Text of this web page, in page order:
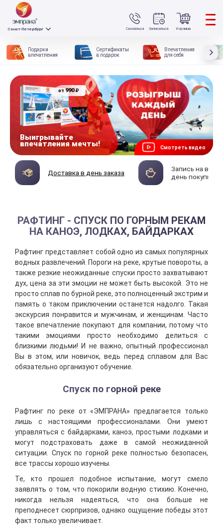
Связаться
Санкт-Петербург Записаться Корзина
Подарки
впечатления
Сертификаты
в подарок
Впечатления
для себя
Смотреть видео
от 990₽
Выигрывайте
впечатления мечты!
Доставка в день заказа
Запись на
день покупки
РАФТИНГ - СПУСК ПО ГОРНЫМ РЕКАМ
НА КАНОЭ, ЛОДКАХ, БАЙДАРКАХ
Рафтинг представляет собой одно из самых популярных
водных развлечений. Пороги на реке, крутые повороты, а
также резкие неожиданные спуски просто захватывают
дух, цена за эти эмоции не может быть высокой. Это не
просто сплав по бурной реке, это полноценный экстрим и
память о таком приключении останется надолго. Такая
экскурсия понравится и мужчинам, и женщинам. Часто
такое впечатление покупают для компании, потому что
такими эмоциями просто необходимо делиться с
близкими людьми! И не важно, опытный профессионал
Вы в этом, или новичок, ведь перед сплавом для Вас
обязательно организуют обучение.
Спуск по горной реке
Рафтинг по реке от «ЭМПРАНА» предлагается только
лишь с настоящими профессионалами. Они умеют
управляться с байдарками, каноэ, простыми лодками и
могут подстраховать даже в самой неожиданной
ситуации. Спуск по горной реке полностью безопасен,
все трассы хорошо изучены.
Те, кто прошел подобное испытание, могут смело
заявлять о том, что покорили водную стихию. Конечно,
никогда нельзя надеяться, что она больше не
преподнесет сюрпризов, однако ощущение победы этот
факт только увеличивает.